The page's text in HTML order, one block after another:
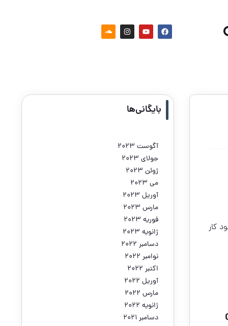
کار
بایگانی‌ها
آگوست 2023
جولای 2023
ژوئن 2023
می 2023
آوریل 2023
مارس 2023
فوریه 2023
ژانویه 2023
دسامبر 2022
نوامبر 2022
اکتبر 2022
آوریل 2022
مارس 2022
ژانویه 2022
دسامبر 2021